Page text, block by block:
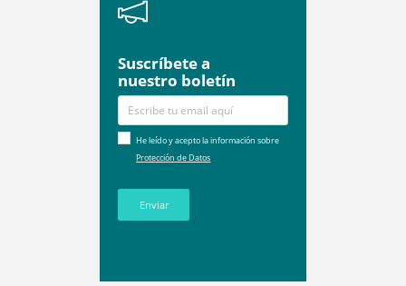
Suscríbete a
nuestro boletín
He leído y acepto la información sobre
Protección de Datos
Enviar